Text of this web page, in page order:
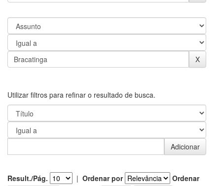
Utilizar filtros para refinar o resultado de busca.
Result./Pág. | Ordenar por
Ordenar